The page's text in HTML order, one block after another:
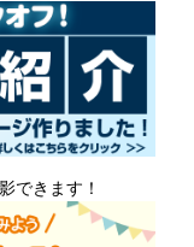
できます！